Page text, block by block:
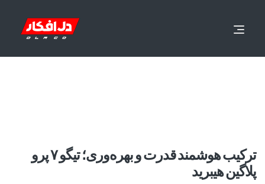
ترکیب هوشمند قدرت و بهره‌وری؛ تیگو ۷ پرو
پلاگین هیبرید